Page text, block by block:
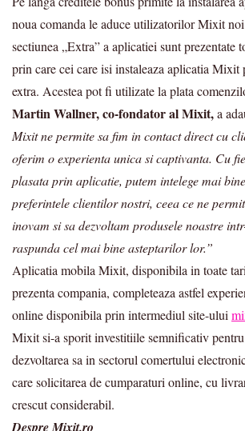
noua comanda le aduce utilizatorilor Mixit
sectiunea „Extra” a aplicatiei sunt prezentate
prin care cei care isi instaleaza aplicatia Mixit
extra. Acestea pot fi utilizate la plata
Martin Wallner, co-fondator al Mixit,a
Mixit ne permite sa fim in contact direct cu
oferim o experienta unica si captivanta. Cu
plasata prin aplicatie, putem intelege mai
preferintele clientilor nostri, ceea ce ne
inovam si sa dezvoltam produsele noastre
raspunda cel mai bine asteptarilor lor.”
Aplicatia mobila Mixit, disponibila in toate
prezenta compania, completeaza astfel
online disponibila prin intermediul site-ului
Mixit si-a sporit investitiile semnificativ pentru
dezvoltarea sa in sectorul comertului
care solicitarea de cumparaturi online, cu
crescut considerabil.
Despre Mixit.ro